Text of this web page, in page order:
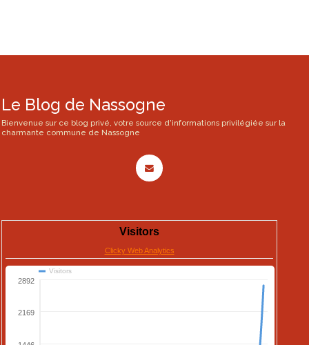
Le Blog de Nassogne
Bienvenue sur ce blog privé, votre source d'informations privilégiée sur la
charmante commune de Nassogne